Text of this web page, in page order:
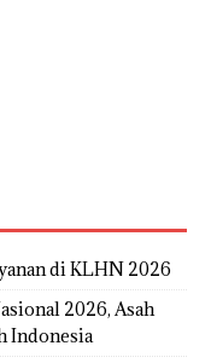
di KLHN 2026
2026, Asah
Indonesia